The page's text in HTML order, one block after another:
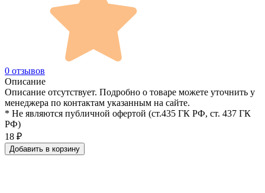
0 отзывов
Описание
Описание отсутствует. Подробно о товаре можете уточнить у
менеджера по контактам указанным на сайте.
* Не являются публичной офертой (ст.435 ГК РФ, cт. 437 ГК
РФ)
18 ₽
Добавить в корзину